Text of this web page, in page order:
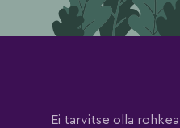
Ei tarvitse olla